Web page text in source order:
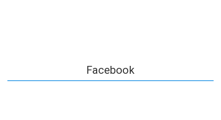
Facebook